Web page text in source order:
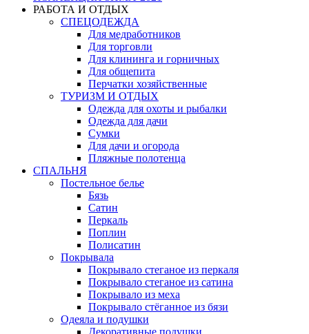
РАБОТА И ОТДЫХ
СПЕЦОДЕЖДА
Для медработников
Для торговли
Для клининга и горничных
Для общепита
Перчатки хозяйственные
ТУРИЗМ И ОТДЫХ
Одежда для охоты и рыбалки
Одежда для дачи
Сумки
Для дачи и огорода
Пляжные полотенца
СПАЛЬНЯ
Постельное белье
Бязь
Сатин
Перкаль
Поплин
Полисатин
Покрывала
Покрывало стеганое из перкаля
Покрывало стеганое из сатина
Покрывало из меха
Покрывало стёганное из бязи
Одеяла и подушки
Декоративные подушки